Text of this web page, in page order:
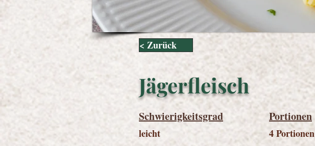
< Zurück
Jägerfleisch
Schwierigkeitsgrad
leicht
Portionen
4 Portionen